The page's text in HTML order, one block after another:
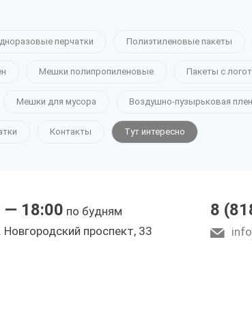
перчатки Полиэтиленовые пакеты
Мешки полипропиленовые Пакеты с
Мешки для мусора Воздушно-пузырьковая
Контакты Тут интересно
— 18:00 по будням
Новгородский проспект, 33
8